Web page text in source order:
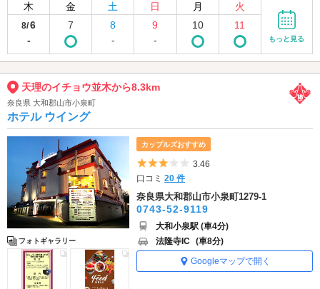
木 金 土 日 月 火
8/6
-
7
8
-
9
-
10 11
もっと見る
天理のイチョウ並木から8.3km
奈良県 大和郡山市小泉町
ホテル ウイング
フォトギャラリー
カップルズおすすめ
5つ星のうち3
3.46
口コミ20 件
奈良県大和郡山市小泉町1279-1
0743-52-9119
大和小泉駅 (車4分)
法隆寺IC (車8分)
Googleマップで開く